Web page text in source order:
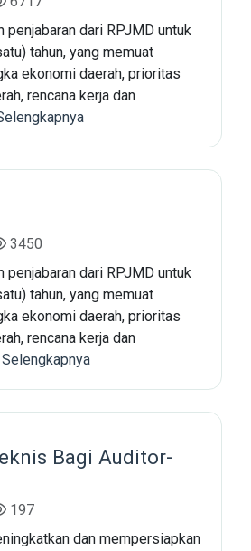
penjabaran dari RPJMD untuk
tahun, yang memuat
ekonomi daerah, prioritas
rencana kerja dan
3450
penjabaran dari RPJMD untuk
tahun, yang memuat
ekonomi daerah, prioritas
rencana kerja dan
Selengkapnya
Bagi Auditor-
197
dan mempersiapkan